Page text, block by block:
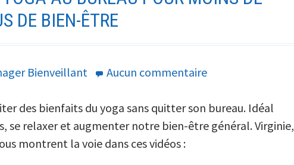
DE BIEN-ÊTRE
Bienveillant Aucun commentairesur
séances
de
des bienfaits du yoga sans quitter son bureau. Idéal
se relaxer et augmenter notre bien-être général. Virginie,
montrent la voie dans ces vidéos :